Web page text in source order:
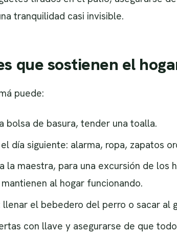
tranquilidad casi invisible.
que sostienen el
puede:
bolsa de basura, tender una toalla.
día siguiente: alarma, ropa, zapatos
la maestra, para una excursión de los
al hogar funcionando.
llenar el bebedero del perro o sacar al
con llave y asegurarse de que